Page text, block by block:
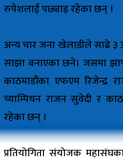
रुपेशलाई पछ्याइ रहेका छन् ।
अन्य चार जना खेलाडीले साढे ३
साझा बनाएका छने। जसमा
काठमाडौंका एफएम रिजेन्द्र
च्याम्पियन राजन सुवेदी र
रहेका छन् ।
प्रतियोगिता संयोजक